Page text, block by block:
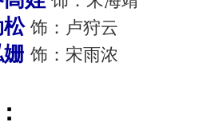
饰：卢狩云
饰：宋雨浓